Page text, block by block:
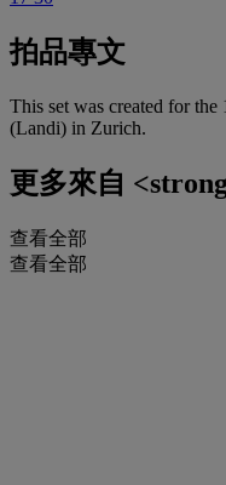
拍品專文
This set was created for
(Landi) in Zurich.
更多來自
查看全部
查看全部